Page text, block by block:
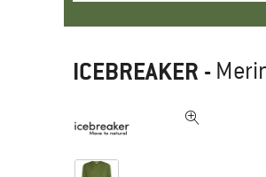
ICEBREAKER -